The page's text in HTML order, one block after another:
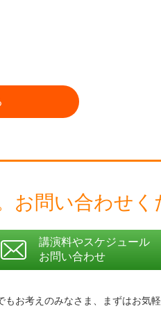
お問い合わせく
講演料やスケジュール
お問い合わせ
お考えのみなさま、 まずはお気